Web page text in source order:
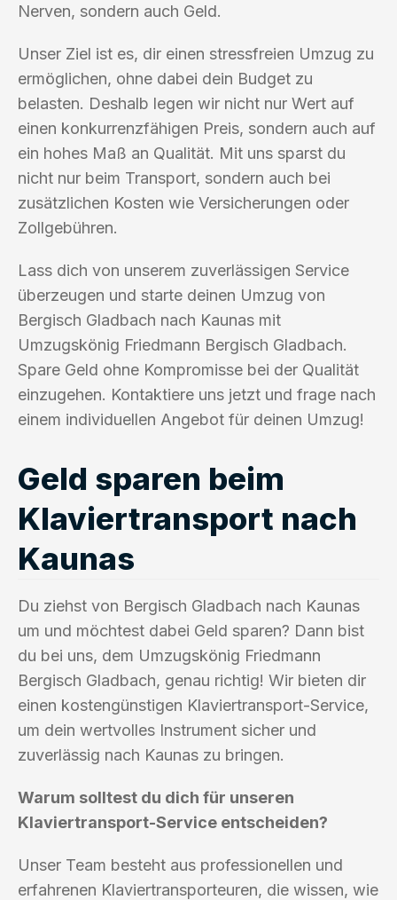
Nerven, sondern auch Geld.
Unser Ziel ist es, dir einen stressfreien Umzug zu
ermöglichen, ohne dabei dein Budget zu
belasten. Deshalb legen wir nicht nur Wert auf
einen konkurrenzfähigen Preis, sondern auch auf
ein hohes Maß an Qualität. Mit uns sparst du
nicht nur beim Transport, sondern auch bei
zusätzlichen Kosten wie Versicherungen oder
Zollgebühren.
Lass dich von unserem zuverlässigen Service
überzeugen und starte deinen Umzug von
Bergisch Gladbach nach Kaunas mit
Umzugskönig Friedmann Bergisch Gladbach.
Spare Geld ohne Kompromisse bei der Qualität
einzugehen. Kontaktiere uns jetzt und frage nach
einem individuellen Angebot für deinen Umzug!
Geld sparen beim
Klaviertransport nach
Kaunas
Du ziehst von Bergisch Gladbach nach Kaunas
um und möchtest dabei Geld sparen? Dann bist
du bei uns, dem Umzugskönig Friedmann
Bergisch Gladbach, genau richtig! Wir bieten dir
einen kostengünstigen Klaviertransport-Service,
um dein wertvolles Instrument sicher und
zuverlässig nach Kaunas zu bringen.
Warum solltest du dich für unseren
Klaviertransport-Service entscheiden?
Unser Team besteht aus professionellen und
erfahrenen Klaviertransporteuren, die wissen, wie